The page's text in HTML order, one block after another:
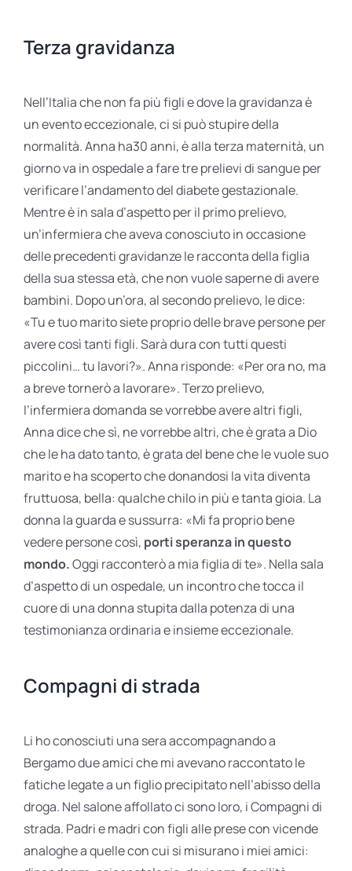
Terza gravidanza
Nell’Italia che non fa più figli e dove la gravidanza è
un evento eccezionale, ci si può stupire della
normalità. Anna ha30 anni, è alla terza maternità, un
giorno va in ospedale a fare tre prelievi di sangue per
verificare l’andamento del diabete gestazionale.
Mentre è in sala d’aspetto per il primo prelievo,
un’infermiera che aveva conosciuto in occasione
delle precedenti gravidanze le racconta della figlia
della sua stessa età, che non vuole saperne di avere
bambini. Dopo un’ora, al secondo prelievo, le dice:
«Tu e tuo marito siete proprio delle brave persone per
avere così tanti figli. Sarà dura con tutti questi
piccolini… tu lavori?». Anna risponde: «Per ora no, ma
a breve tornerò a lavorare». Terzo prelievo,
l’infermiera domanda se vorrebbe avere altri figli,
Anna dice che sì, ne vorrebbe altri, che è grata a Dio
che le ha dato tanto, è grata del bene che le vuole suo
marito e ha scoperto che donandosi la vita diventa
fruttuosa, bella: qualche chilo in più e tanta gioia. La
donna la guarda e sussurra: «Mi fa proprio bene
vedere persone così, porti speranza in questo
mondo.Oggi racconterò a mia figlia di te». Nella sala
d’aspetto di un ospedale, un incontro che tocca il
cuore di una donna stupita dalla potenza di una
testimonianza ordinaria e insieme eccezionale.
Compagni di strada
Li ho conosciuti una sera accompagnando a
Bergamo due amici che mi avevano raccontato le
fatiche legate a un figlio precipitato nell’abisso della
droga. Nel salone affollato ci sono loro, i Compagni di
strada. Padri e madri con figli alle prese con vicende
analoghe a quelle con cui si misurano i miei amici: